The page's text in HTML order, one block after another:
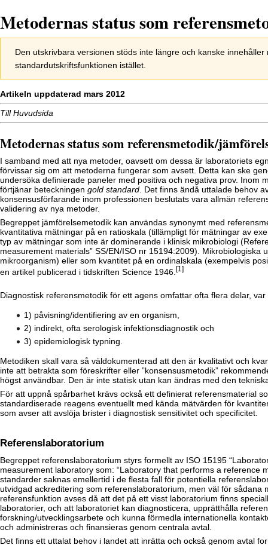
Metodernas status som
navigering
Den utskrivbara versionen stöds inte längre och kanske
standardutskriftsfunktionen istället.
Artikeln uppdaterad mars 2012
TillHuvudsida
Metodernas status som referensmetodik/
I samband med att nya metoder, oavsett om dessa är laboratoriets
förvissar sig om att metoderna fungerar som avsett. Detta kan ske
undersöka definierade paneler med positiva och negativa prov. Inom
förtjänar beteckningen gold standard. Det finns ändå uttalade behov
konsensusförfarande inom professionen beslutats vara allmän
validering av nya metoder.
Begreppet jämförelsemetodik kan användas synonymt med
kvantitativa mätningar på en ratioskala (tillämpligt för mätningar av
typ av mätningar som inte är dominerande i klinisk mikrobiologi
measurement materials” SS/EN/ISO nr 15194:2009).
mikroorganism) eller som kvantitet på en ordinalskala (exempelvis
en artikel publicerad i tidskriften Science 1946. [1]
Diagnostisk referensmetodik för ett agens omfattar ofta flera delar,
1) påvisning/identifiering av en organism,
2) indirekt, ofta serologisk infektionsdiagnostik och
3) epidemiologisk typning.
Metodiken skall vara så väldokumenterad att den är kvalitativt och
inte att betrakta som föreskrifter eller ”konsensusmetodik”
högst användbar. Den är inte statisk utan kan ändras med den
För att uppnå spårbarhet krävs också ett definierat referensmaterial
standardiserade reagens eventuellt med kända mätvärden för
som avser att avslöja brister i diagnostisk sensitivitet och specificitet.
Referenslaboratorium
Begreppet referenslaboratorium styrs formellt av ISO 15195
measurement laboratory som: “Laboratory that performs a reference
standarder saknas emellertid i de flesta fall för potentiella
utvidgad ackreditering som referenslaboratorium, men väl för
referensfunktion avses då att det på ett visst laboratorium finns
laboratorier, och att laboratoriet kan diagnosticera, upprätthålla
forskning/utvecklingsarbete och kunna förmedla internationella
och administreras och finansieras genom centrala avtal.
Det finns ett uttalat behov i landet att inrätta och också genom avtal